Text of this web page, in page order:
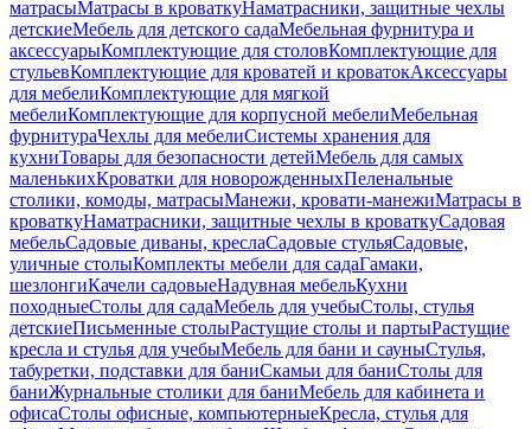
матрасыМатрасы в кроваткуНаматрасники, защитные чехлы
детскиеМебель для детского садаМебельная фурнитура и
аксессуарыКомплектующие для столовКомплектующие для
стульевКомплектующие для кроватей и кроватокАксессуары
для мебелиКомплектующие для мягкой
мебелиКомплектующие для корпусной мебелиМебельная
фурнитураЧехлы для мебелиСистемы хранения для
кухниТовары для безопасности детейМебель для самых
маленькихКроватки для новорожденныхПеленальные
столики, комоды, матрасыМанежи, кровати-манежиМатрасы в
кроваткуНаматрасники, защитные чехлы в кроваткуСадовая
мебельСадовые диваны, креслаСадовые стульяСадовые,
уличные столыКомплекты мебели для садаГамаки,
шезлонгиКачели садовыеНадувная мебельКухни
походныеСтолы для садаМебель для учебыСтолы, стулья
детскиеПисьменные столыРастущие столы и партыРастущие
кресла и стулья для учебыМебель для бани и сауныСтулья,
табуретки, подставки для баниСкамьи для баниСтолы для
баниЖурнальные столики для баниМебель для кабинета и
офисаСтолы офисные, компьютерныеКресла, стулья для